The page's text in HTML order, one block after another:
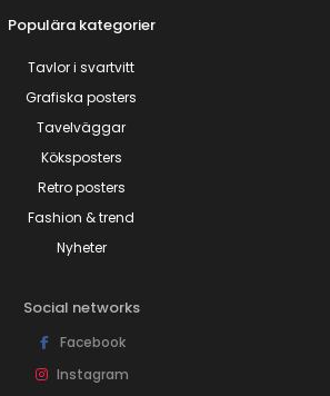
Populära kategorier
Tavlor i svartvitt
Grafiska posters
Tavelväggar
Köksposters
Retro posters
Fashion & trend
Nyheter
Social networks
Facebook
Instagram